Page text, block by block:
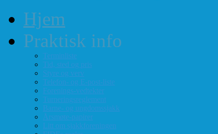
Hjem
Praktisk info
Terminliste
Tid, sted og pris
Styre og verv
Telefon- og E-post-liste
Forenings-vedtekter
Turneringsreglement
Barne- og ungdomssjakk
Årsmøte-papirer
Litt om sjakkforeningen